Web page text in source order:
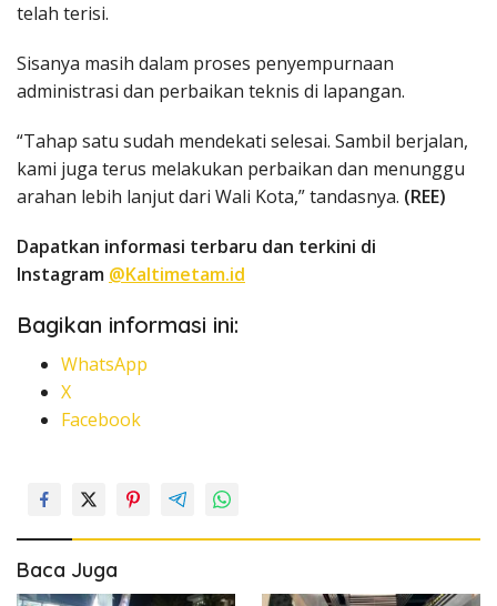
telah terisi.
Sisanya masih dalam proses penyempurnaan
administrasi dan perbaikan teknis di lapangan.
“Tahap satu sudah mendekati selesai. Sambil berjalan,
kami juga terus melakukan perbaikan dan menunggu
arahan lebih lanjut dari Wali Kota,” tandasnya. (REE)
Dapatkan informasi terbaru dan terkini di
Instagram @Kaltimetam.id
Bagikan informasi ini:
WhatsApp
X
Facebook
Baca Juga